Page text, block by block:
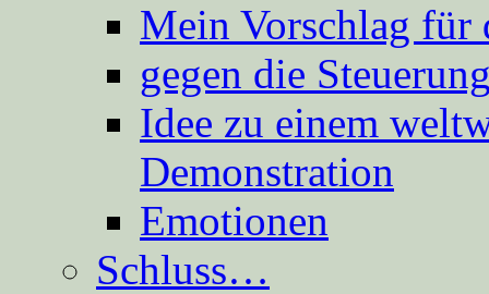
Mein Vorschlag für
gegen die
Idee zu einem
Demonstration
Emotionen
Schluss…